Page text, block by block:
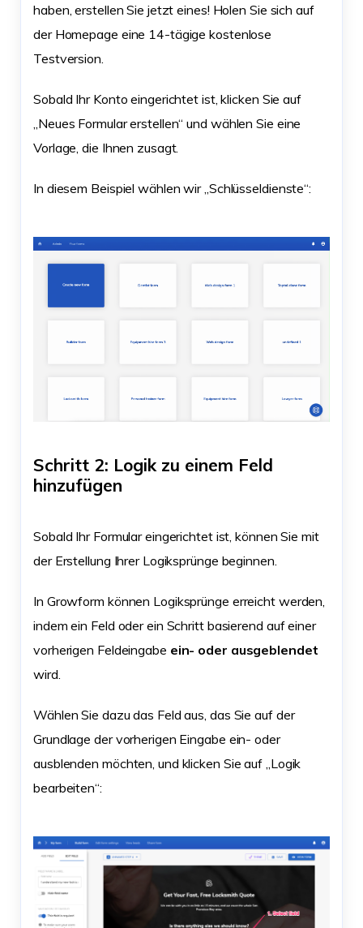
haben, erstellen Sie jetzt eines! Holen Sie sich auf
der Homepage eine 14-tägige kostenlose
Testversion.
Sobald Ihr Konto eingerichtet ist, klicken Sie auf
„Neues Formular erstellen“ und wählen Sie eine
Vorlage, die Ihnen zusagt.
In diesem Beispiel wählen wir „Schlüsseldienste“:
Schritt 2: Logik zu einem Feld
hinzufügen
Sobald Ihr Formular eingerichtet ist, können Sie mit
der Erstellung Ihrer Logiksprünge beginnen.
In Growform können Logiksprünge erreicht werden,
indem ein Feld oder ein Schritt basierend auf einer
vorherigen Feldeingabe ein- oder ausgeblendet
wird.
Wählen Sie dazu das Feld aus, das Sie auf der
Grundlage der vorherigen Eingabe ein- oder
ausblenden möchten, und klicken Sie auf „Logik
bearbeiten“: